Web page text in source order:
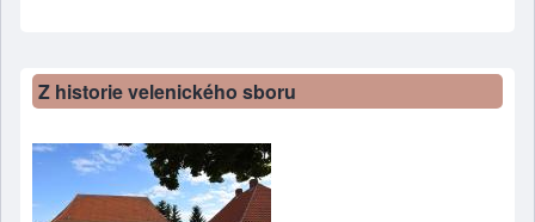
Z historie velenického sboru